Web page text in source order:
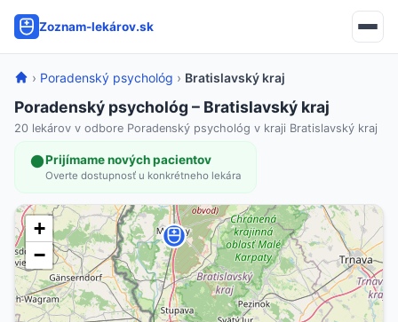
Zoznam-lekárov.sk
› Poradenský psychológ › Bratislavský kraj
Poradenský psychológ – Bratislavský kraj
20 lekárov v odbore Poradenský psychológ v kraji Bratislavský kraj
Prijímame nových pacientov
Overte dostupnosť u konkrétneho lekára
+
−